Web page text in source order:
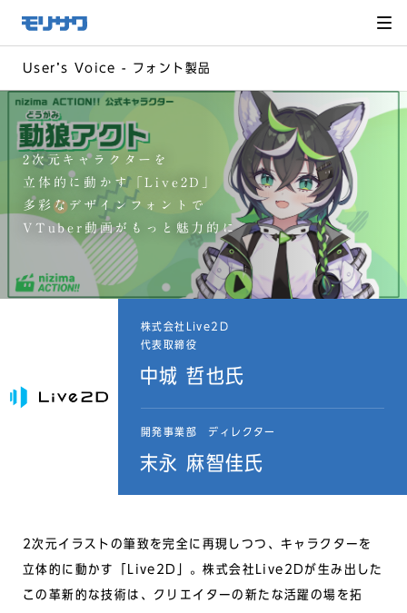
メ
ニュー
飛ばし
へ移動
Userʼs Voice - フォント製品
2次元キャラクターを
立体的に動かす「Live2D」
多彩なデザインフォントで
VTuber動画がもっと魅力的に
株式会社Live2D
代表取締役
中城 哲也氏
開発事業部 ディレクター
末永 麻智佳氏
2次元イラストの筆致を完全に再現しつつ、キャラクターを
立体的に動かす「Live2D」。株式会社Live2Dが生み出した
この革新的な技術は、クリエイターの新たな活躍の場を拓